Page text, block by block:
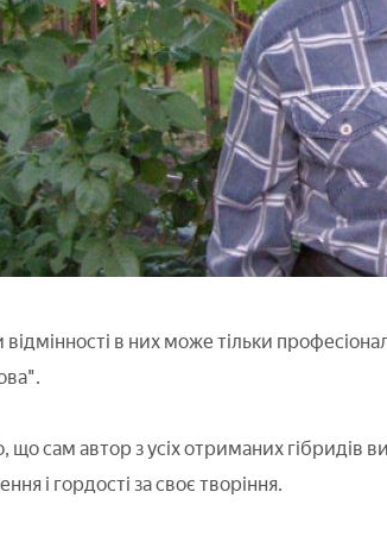
відмінності в них може тільки
що сам автор з усіх отриманих гібридів
і гордості за своє творіння.